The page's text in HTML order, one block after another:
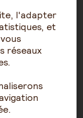
l'adapter
et
réseaux